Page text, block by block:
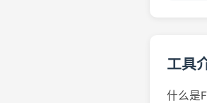
工具
什么是